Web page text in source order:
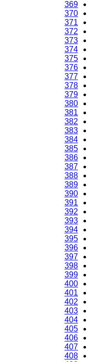
369
370
371
372
373
374
375
376
377
378
379
380
381
382
383
384
385
386
387
388
389
390
391
392
393
394
395
396
397
398
399
400
401
402
403
404
405
406
407
408